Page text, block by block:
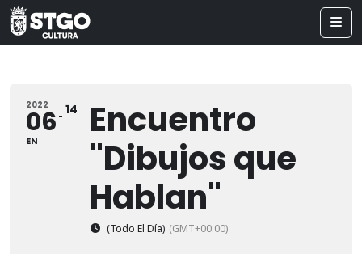
2022
06
EN
14
Encuentro
"Dibujos que
Hablan"
(Todo El Día) (GMT+00:00)